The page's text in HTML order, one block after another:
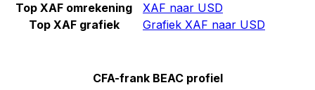
Top XAF omrekening
XAF naar USD
Top XAF grafiek
Grafiek XAF naar USD
CFA-frank BEAC profiel